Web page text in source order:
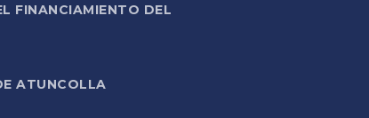
FINANCIAMIENTO DEL
ATUNCOLLA